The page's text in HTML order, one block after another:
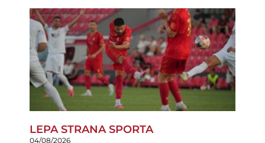
LEPA STRANA SPORTA
04/08/2026